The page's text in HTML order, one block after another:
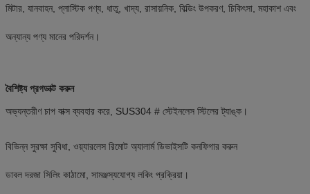
মিটার, যানবাহন, প্লাস্টিক পণ্য, ধাতু, খাদ্য, রাসায়নিক, বিল্ডিং উপকরণ, চিকিৎসা, মহাকাশ এবং
অন্যান্য পণ্য মানের পরিদর্শন।
বৈশিষ্ট্য প্রগডাক্ট করুন
অভ্যন্তরীণ চাপ বাক্স ব্যবহার করে, SUS304 # স্টেইনলেস স্টিলের ট্যাঙ্ক।
বিভিন্ন সুরক্ষা সুবিধা, ওয়্যারলেস রিমোট অ্যালার্ম ডিভাইসটি কনফিগার করুন
ডাবল দরজা সিলিং কাঠামো, সামঞ্জস্যযোগ্য লকিং প্রক্রিয়া।